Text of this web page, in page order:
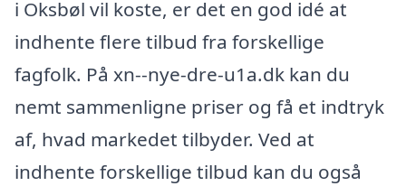
i Oksbøl vil koste, er det en god idé at
indhente flere tilbud fra forskellige
fagfolk. På xn--nye-dre-u1a.dk kan du
nemt sammenligne priser og få et indtryk
af, hvad markedet tilbyder. Ved at
indhente forskellige tilbud kan du også